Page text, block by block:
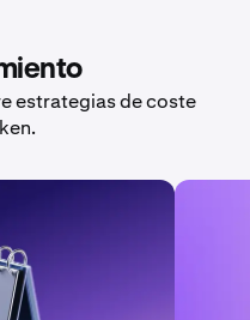
estrategias de coste